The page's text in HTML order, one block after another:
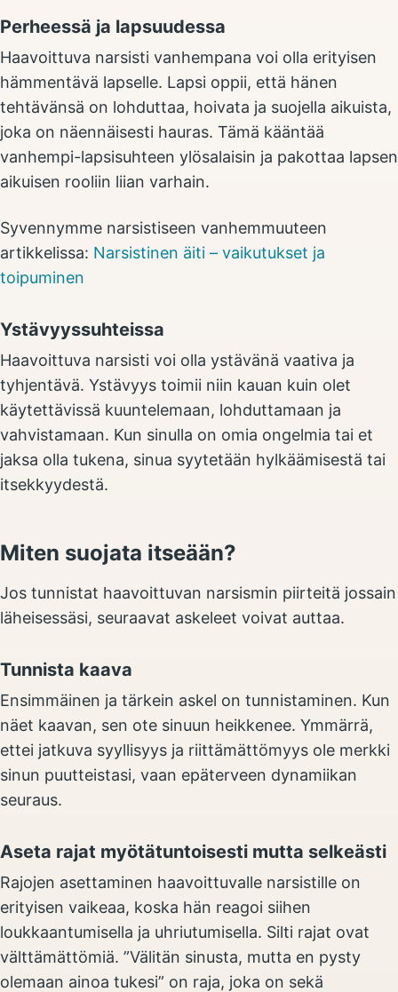
Perheessä ja lapsuudessa
Haavoittuva narsisti vanhempana voi olla erityisen
hämmentävä lapselle. Lapsi oppii, että hänen
tehtävänsä on lohduttaa, hoivata ja suojella aikuista,
joka on näennäisesti hauras. Tämä kääntää
vanhempi-lapsisuhteen ylösalaisin ja pakottaa lapsen
aikuisen rooliin liian varhain.
Syvennymme narsistiseen vanhemmuuteen
artikkelissa: Narsistinen äiti – vaikutukset ja
toipuminen
Ystävyyssuhteissa
Haavoittuva narsisti voi olla ystävänä vaativa ja
tyhjentävä. Ystävyys toimii niin kauan kuin olet
käytettävissä kuuntelemaan, lohduttamaan ja
vahvistamaan. Kun sinulla on omia ongelmia tai et
jaksa olla tukena, sinua syytetään hylkäämisestä tai
itsekkyydestä.
Miten suojata itseään?
Jos tunnistat haavoittuvan narsismin piirteitä jossain
läheisessäsi, seuraavat askeleet voivat auttaa.
Tunnista kaava
Ensimmäinen ja tärkein askel on tunnistaminen. Kun
näet kaavan, sen ote sinuun heikkenee. Ymmärrä,
ettei jatkuva syyllisyys ja riittämättömyys ole merkki
sinun puutteistasi, vaan epäterveen dynamiikan
seuraus.
Aseta rajat myötätuntoisesti mutta selkeästi
Rajojen asettaminen haavoittuvalle narsistille on
erityisen vaikeaa, koska hän reagoi siihen
loukkaantumisella ja uhriutumisella. Silti rajat ovat
välttämättömiä. ”Välitän sinusta, mutta en pysty
olemaan ainoa tukesi” on raja, joka on sekä